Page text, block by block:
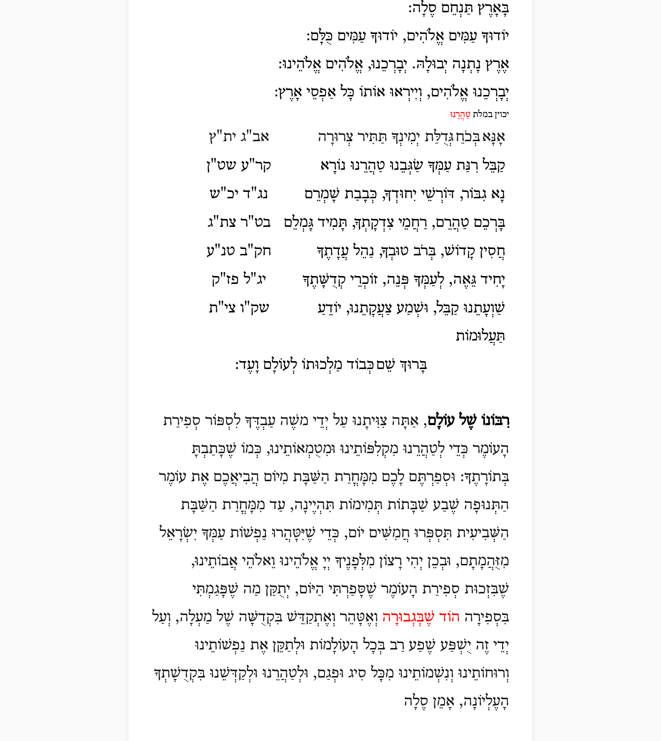
בָּאָרֶץ תַּנְחֵם סֶלָה:
יוֹדוּךָ עַמִּים אֱלֹהִים, יוֹדוּךָ עַמִּים כֻּלָּם:
אֶרֶץ נָתְנָה יְבוּלָהּ. יְבָרְכֵנוּ, אֱלֹהִים אֱלֹהֵינוּ:
יְבָרְכֵנוּ אֱלֹהִים, וְיִירְאוּ אוֹתוֹ כָּל אַפְסֵי אָרֶץ:
יכוין במלת טַהֲרֵנוּ
אָנָּאבְּכֹחַגְּדֻלַּת יְמִינְךָ תַּתִּיר צְרוּרָה
אב"ג ית"ץ
קַבֵּל רִנַּת עַמְּךָ שַׂגְּבֵנוּ טַהֲרֵנוּ נוֹרָא
קר"ע שט"ן
נָא גִבּוֹר, דּוֹרְשֵׁי יִחוּדְךָ, כְּבָבַת שָׁמְרֵם
נג"ד יכ"ש
בָּרְכֵם טַהֲרֵם, רַחֲמֵי צִדְקָתְךָ, תָּמִיד גָּמְלֵם
בט"ר צת"ג
חֲסִין קָדוֹשׁ, בְּרֹב טוּבְךָ, נַהֵל עֲדָתֶךָ
חק"ב טנ"ע
יָחִיד גֵּאֶה, לְעַמְּךָ פְּנֵה, זוֹכְרֵי קְדֻשָּׁתֶךָ
יג"ל פז"ק
שַׁוְעָתֵנוּ קַבֵּל, וּשְׁמַע צַעֲקָתֵנוּ, יוֹדֵעַ
תַּעֲלוּמוֹת
שק"ו צי"ת
בָּרוּךְ שֵׁםכְּבוֹד מַלְכוּתוֹ לְעוֹלָם וָעֶד:
רִבּוֹנוֹ שֶׁל עוֹלָם, אַתָּה צִוִּיתָנוּ עַל יְדֵי משֶׁה עַבְדֶּךָ לִסְפּוֹר סְפִירַת
הָעוֹמֶר כְּדֵי לְטַהֲרֵנוּ מִקְלִפּוֹתֵינוּ וּמִטֻמְאוֹתֵינוּ, כְּמוֹ שֶׁכָּתַבְתָּ
בְּתוֹרָתֶךָ: וּסְפַרְתֶּם לָכֶם מִמָּחֳרַת הַשַּׁבָּת מִיוֹם הֲבִיאֲכֶם אֶת עוֹמֶר
הַתְּנוּפָה שֶׁבַע שַׁבָּתוֹת תְּמִימוֹת תִּהְיֶינָה, עַד מִמָּחֳרַת הַשַּׁבָּת
הַשְּׁבִיעִית תִּסְפְּרוּ חֲמִשִּׁים יוֹם, כְּדֵי שֶׁיִּטָּהֲרוּ נַפְשׁוֹת עַמְּךָ יִשְׂרָאֵל
מִזֻּהֲמָתָם, וּבְכֵן יְהִי רָצוֹן מִלְּפָנֶיךָ יְיָ אֱלֹהֵינוּ וֵאלֹהֵי אֲבוֹתֵינוּ,
שֶׁבִּזְכוּת סְפִירַת הָעוֹמֶר שֶׁסָּפַרְתִּי הַיּוֹם, יְתֻקַּן מַה שֶׁפָּגַמְתִּי
בִּסְפִירָה הוֹד שֶׁבְּגְבוּרָה וְאֶטָּהֵר וְאֶתְקַדֵּשׁ בִּקְדֻשָּׁה שֶׁל מַעְלָה, וְעַל
יְדֵי זֶה יֻשְׁפַּע שֶׁפַע רַב בְּכָל הָעוֹלָמוֹת וּלְתַקֵּן אֶת נַפְשׁוֹתֵינוּ
וְרוּחוֹתֵינוּ וְנִשְׁמוֹתֵינוּ מִכָּל סִיג וּפְגַם, וּלְטַהֲרֵנוּ וּלְקַדְּשֵׁנוּ בִּקְדֻשָׁתְךָ
הָעֶלְיוֹנָה, אָמֵן סֶלָה